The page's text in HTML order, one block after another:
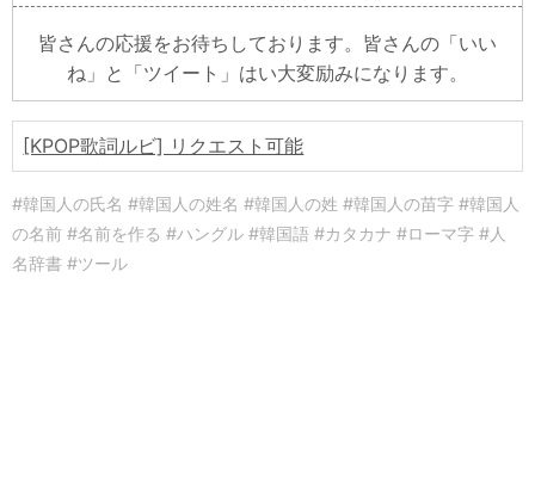
皆さんの応援をお待ちしております。皆さんの「いい
ね」と「ツイート」はい大変励みになります。
[KPOP歌詞ルビ] リクエスト可能
#韓国人の氏名 #韓国人の姓名 #韓国人の姓 #韓国人の苗字 #韓国人
の名前 #名前を作る #ハングル #韓国語 #カタカナ #ローマ字 #人
名辞書 #ツール